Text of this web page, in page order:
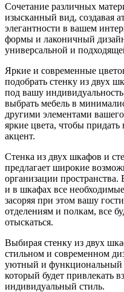
Сочетание различных
изысканный вид, создавая
элегантности в вашем
формы и лаконичный
универсальной и
Яркие и современные
подобрать стенку из двух
под вашу
выбрать мебель в
другими элементами
яркие цвета, чтобы
акцент.
Стенка из двух шкафов и
предлагает широкие
организации
и в шкафах все
засоряя при этом вашу
отделениям и полкам, все
отыскаться.
Выбирая стенку из двух
стильном и современном
уютный и функциональный
который будет привлекать
индивидуальный стиль.